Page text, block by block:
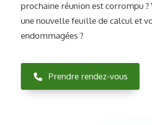
prochaine réunion est corrompu
une nouvelle feuille de calcul et
endommagées ?
Prendre rendez-vous